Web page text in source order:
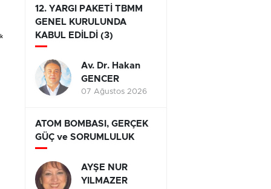
12. YARGI PAKETİ TBMM
GENEL KURULUNDA
KABUL EDİLDİ (3)
Av. Dr. Hakan
GENCER
07 Ağustos 2026
ATOM BOMBASI, GERÇEK
GÜÇ ve SORUMLULUK
AYŞE NUR
YILMAZER